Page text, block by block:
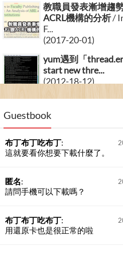
教職員發表漸增趨
ACRL機構的分析/
F...
(2017-20-01)
yum遇到「
start new thre...
(2012-18-12)
如何讓Proxmox VE
How to Make
Guestbook
布丁布丁吃布丁:
這就要看你想要下載什麼了。
匿名:
請問手機可以下載嗎？
布丁布丁吃布丁:
用還原卡也是很正常的啦